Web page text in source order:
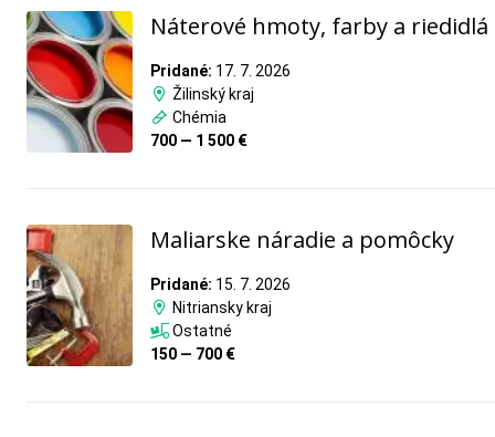
Náterové hmoty, farby a riedidlá
Pridané: 17. 7. 2026
Žilinský kraj
Chémia
700 — 1 500 €
Maliarske náradie a pomôcky
Pridané: 15. 7. 2026
Nitriansky kraj
Ostatné
150 — 700 €